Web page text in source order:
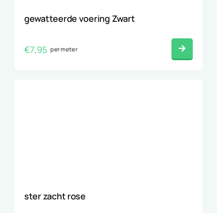
gewatteerde voering Zwart
€7,95 per meter
ster zacht rose